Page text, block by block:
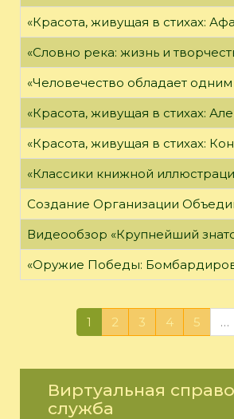
«Красота, живущая в стихах:
«Словно река: жизнь и
«Человечество обладает
«Красота, живущая в стихах:
«Красота, живущая в стихах:
«Классики книжной
Создание Организации
Видеообзор «Крупнейший
«Оружие Победы:
1 2 3 4 5 …
Виртуальная
служба